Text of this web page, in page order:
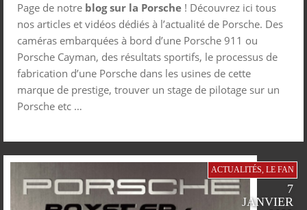
Page de notre blog sur la Porsche ! Découvrez ici tous
nos articles et vidéos dédiés à l’actualité de Porsche. Des
caméras embarquées à bord d’une Porsche 911 ou
Porsche Cayman, des résultats sportifs, le processus de
fabrication d’une Porsche dans les usines de cette
marque de prestige, trouver un stage de pilotage sur un
Porsche etc …
ACTUALITÉS, LE FAN
7
JANVIER